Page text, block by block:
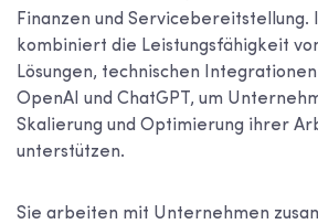
Finanzen und Servicebereitstellung.
kombiniert die Leistungsfähigkeit
Lösungen, technischen
OpenAI und ChatGPT, um
Skalierung und Optimierung ihrer
unterstützen.
Sie arbeiten mit Unternehmen